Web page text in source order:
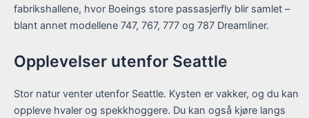
fabrikshallene, hvor Boeings store passasjerfly blir samlet –
blant annet modellene 747, 767, 777 og 787 Dreamliner.
Opplevelser utenfor Seattle
Stor natur venter utenfor Seattle. Kysten er vakker, og du kan
oppleve hvaler og spekkhoggere. Du kan også kjøre langs